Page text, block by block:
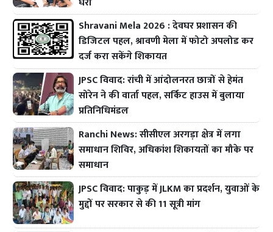
Shravani Mela 2026 : देवघर प्रशासन की
डिजिटल पहल, श्रावणी मेला में फोटो अपलोड कर
दर्ज करा सकेंगे शिकायत
JPSC विवाद: रांची में आंदोलनरत छात्रों से हेमंत
सोरेन ने की वार्ता पहल, सर्किट हाउस में बुलाया
प्रतिनिधिमंडल
Ranchi News: सीसीएल अरगड़ा क्षेत्र में लगा
समाधान शिविर, अधिकांश शिकायतों का मौके पर
समाधान
JPSC विवाद: पाकुड़ में JLKM का प्रदर्शन, युवाओं के
मुद्दों पर सरकार से की 11 सूत्री मांग